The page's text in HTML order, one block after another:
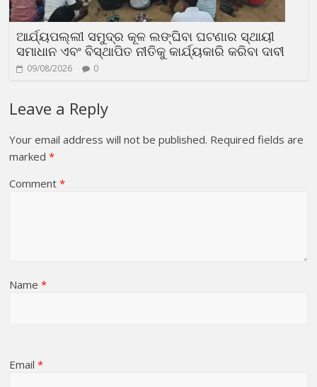
ଆର୍ଯ୍ୟପଲ୍ଲୀ ସମୁଦ୍ର କୂଳ ଲଙ୍ଘିବା ଘଟଣାର ସ୍ଥାୟୀ
ସମାଧାନ ଏବଂ ବିସ୍ଥାପିତ ନୀତିକୁ କାର୍ଯ୍ୟକାରି କରିବା ଦାବୀ
09/08/2026 0
Leave a Reply
Your email address will not be published. Required fields are
marked*
Comment*
Name*
Email*